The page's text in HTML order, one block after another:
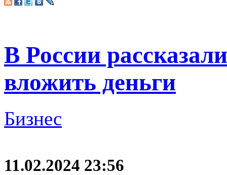
В России
вложить деньги
Бизнес
11.02.2024 23:56